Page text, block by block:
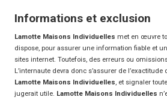
Informations et exclusion
Lamotte Maisons Individuelles met en œuvre
dispose, pour assurer une information fiable et
sites internet. Toutefois, des erreurs ou
L’internaute devra donc s’assurer de
Lamotte Maisons Individuelles , et signaler
jugerait utile. Lamotte Maisons Individuelles